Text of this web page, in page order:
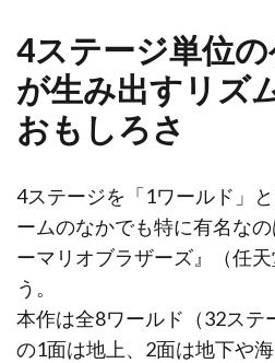
4ステージ単位
が生み出すリズ
おもしろさ
4ステージを「1ワールド」
ームのなかでも特に有名な
ーマリオブラザーズ』（任
う。
本作は全8ワールド（32ステ
の1面は地上、2面は地下や